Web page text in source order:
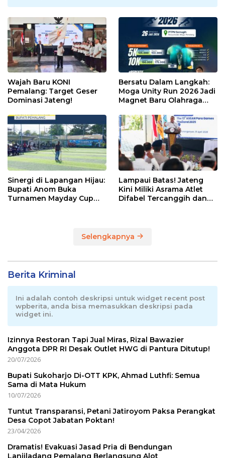
Wajah Baru KONI
Pemalang: Target Geser
Dominasi Jateng!
Bersatu Dalam Langkah:
Moga Unity Run 2026 Jadi
Magnet Baru Olahraga
Sinergi di Lapangan Hijau:
Bupati Anom Buka
Turnamen Mayday Cup
Lampaui Batas! Jateng
Kini Miliki Asrama Atlet
Difabel Tercanggih dan
Selengkapnya
Berita Kriminal
Ini adalah contoh deskripsi untuk widget recent post
wpberita, anda bisa memasukkan deskripsi pada
widget ini.
Izinnya Restoran Tapi Jual Miras, Rizal Bawazier
Anggota DPR RI Desak Outlet HWG di Pantura Ditutup!
20/07/2026
Bupati Sukoharjo Di-OTT KPK, Ahmad Luthfi: Semua
Sama di Mata Hukum
10/07/2026
Tuntut Transparansi, Petani Jatiroyom Paksa Perangkat
Desa Copot Jabatan Poktan!
23/04/2026
Dramatis! Evakuasi Jasad Pria di Bendungan
Lanjiladang Pemalang Berlangsung Alot